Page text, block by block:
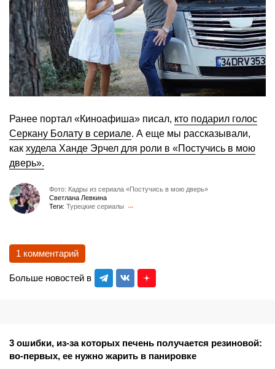
Ранее портал «Киноафиша» писал, кто подарил голос
Серкану Болату в сериале. А еще мы рассказывали,
как худела Ханде Эрчел для роли в «Постучись в мою
дверь».
Фото: Кадры из сериала «Постучись в мою дверь»
Светлана Левкина
Теги: Турецкие сериалы
Больше новостей в
1 комментарий
3 ошибки, из-за которых печень получается резиновой:
во-первых, ее нужно жарить в панировке